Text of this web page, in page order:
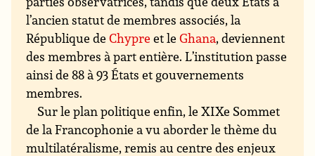
l’ancien statut de membres associés, la
République deChypre et leGhana, deviennent
des membres à part entière. L’institution passe
ainsi de 88 à 93 États et gouvernements
membres.
Sur le plan politique enfin, le XIXe Sommet
de la Francophonie a vu aborder le thème du
multilatéralisme, remis au centre des enjeux